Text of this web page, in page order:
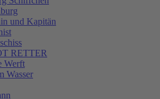
und Kapitän
RETTER
Werft
Wasser